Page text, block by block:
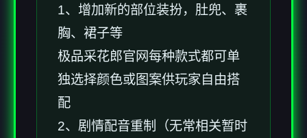
1、增加新的部位装扮，肚兜、裹
胸、裙子等
极品采花郎官网每种款式都可单
独选择颜色或图案供玩家自由搭
配
2、剧情配音重制（无常相关暂时